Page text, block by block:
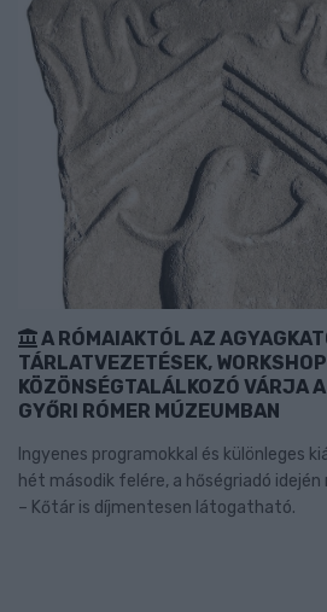
A RÓMAIAKTÓL AZ
TÁRLATVEZETÉSEK,
KÖZÖNSÉGTALÁLKOZÓ VÁRJA
GYŐRI RÓMER MÚZEUMBAN
Ingyenes programokkal és különleges
hét második felére, a hőségriadó
– Kőtár is díjmentesen látogatható.